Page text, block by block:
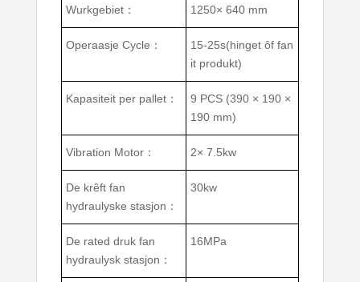
Wurkgebiet： 1250× 640 mm
Operaasje Cycle：
15-25s(hinget ôf fan
it produkt)
Kapasiteit per pallet：
9 PCS (390 × 190 ×
190 mm)
Vibration Motor： 2× 7.5kw
De krêft fan
hydraulyske stasjon：
30kw
De rated druk fan
hydraulysk stasjon：
16MPa